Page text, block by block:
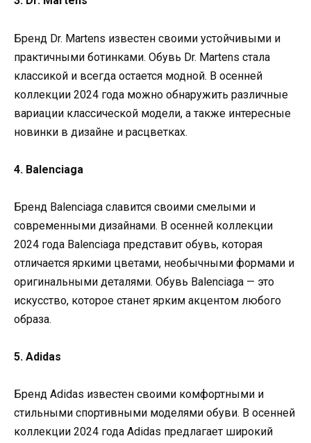
Бренд Dr. Martens известен своими устойчивыми и
практичными ботинками. Обувь Dr. Martens стала
классикой и всегда остается модной. В осенней
коллекции 2024 года можно обнаружить различные
вариации классической модели, а также интересные
новинки в дизайне и расцветках.
4. Balenciaga
Бренд Balenciaga славится своими смелыми и
современными дизайнами. В осенней коллекции
2024 года Balenciaga представит обувь, которая
отличается яркими цветами, необычными формами и
оригинальными деталями. Обувь Balenciaga — это
искусство, которое станет ярким акцентом любого
образа.
5. Adidas
Бренд Adidas известен своими комфортными и
стильными спортивными моделями обуви. В осенней
коллекции 2024 года Adidas предлагает широкий